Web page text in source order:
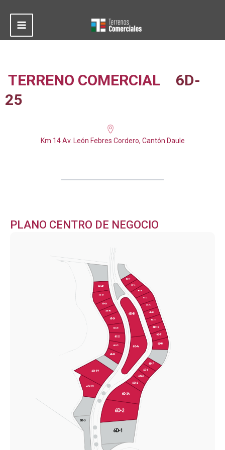
contenido
Main
TERRENO COMERCIAL
6D-
25
Km 14 Av. León Febres Cordero, Cantón Daule
PLANO CENTRO DE NEGOCIO